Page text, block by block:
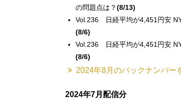
の問題点は？(8/13)
Vol.236 日経平均が4,451円安
(8/6)
Vol.236 日経平均が4,451円安
(8/6)
2024年8月のバックナンバー
2024年7月配信分